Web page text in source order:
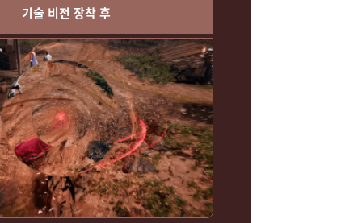
기술 비전 장착 후